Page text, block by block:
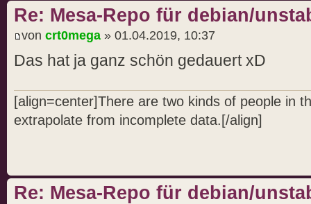
Re: Mesa-Repo für debian/
von crt0mega » 01.04.2019, 10:37
Das hat ja ganz schön gedauert xD
[align=center]There are two kinds of people in
extrapolate from incomplete data.[/align]
Re: Mesa-Repo für debian/